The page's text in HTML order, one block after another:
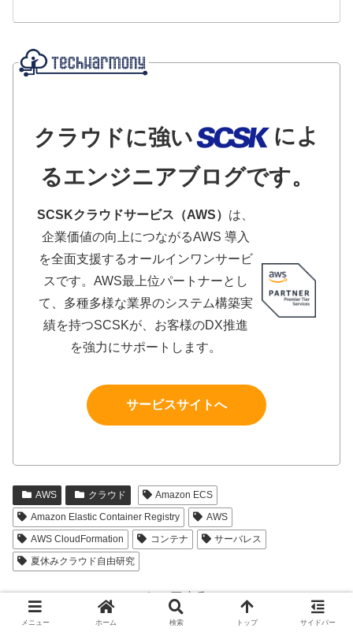
クラウドに強い
によ
るエンジニアブログです。
SCSKクラウドサービス（AWS） は、
企業価値の向上につながるAWS 導入
を全面支援するオールインワンサービ
スです。AWS最上位パートナーとし
て、多種多様な業界のシステム構築実
績を持つSCSKが、お客様のDX推進
を強力にサポートします。
サービスサイトへ
AWS クラウド
Amazon ECS
Amazon Elastic Container Registry
AWS
AWS CloudFormation
コンテナ
サーバレス
夏休みクラウド自由研究
シェアする
Facebook はてブ
メニュー ホーム 検索 トップ サイドバー